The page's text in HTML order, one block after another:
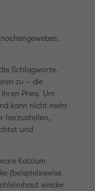
Schlagworte.
zu – die
Preis. Um
kann nicht mehr
herzustellen,
und
Kalzium
(beispielsweise
wieder